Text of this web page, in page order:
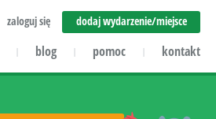
zaloguj się dodaj wydarzenie/miejsce
| blog | pomoc | kontakt